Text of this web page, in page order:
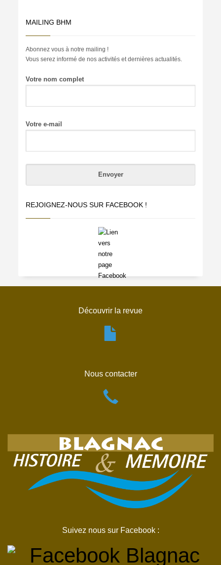
MAILING BHM
Abonnez vous à notre mailing !
Vous serez informé de nos activités et dernières actualités.
Votre nom complet
Votre e-mail
REJOIGNEZ-NOUS SUR FACEBOOK !
Découvrir la revue
Nous contacter
Suivez nous sur Facebook :